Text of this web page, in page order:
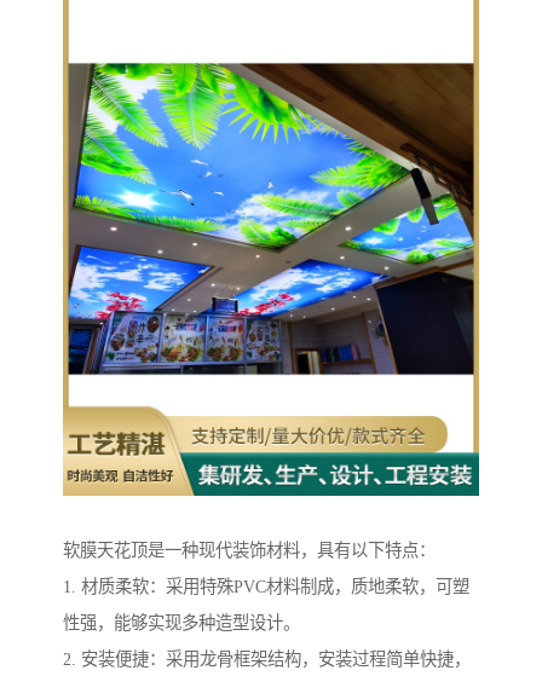
软膜天花顶是一种现代装饰材料，具有以下特点：
1. 材质柔软：采用特殊PVC材料制成，质地柔软，可塑
性强，能够实现多种造型设计。
2. 安装便捷：采用龙骨框架结构，安装过程简单快捷，